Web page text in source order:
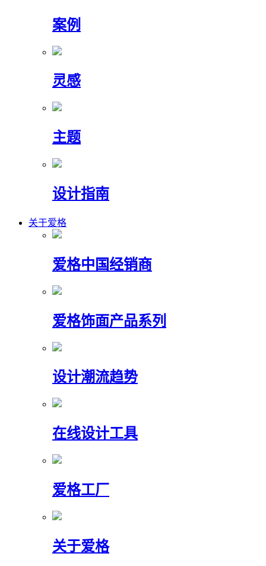
案例
灵感
主题
设计指南
关于爱格
爱格中国经销商
爱格饰面产品系列
设计潮流趋势
在线设计工具
爱格工厂
关于爱格